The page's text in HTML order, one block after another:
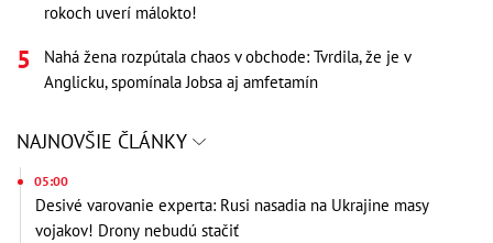
rokoch uverí málokto!
Nahá žena rozpútala chaos v obchode: Tvrdila, že je v
Anglicku, spomínala Jobsa aj amfetamín
NAJNOVŠIE ČLÁNKY
05:00
Desivé varovanie experta: Rusi nasadia na Ukrajine masy
vojakov! Drony nebudú stačiť